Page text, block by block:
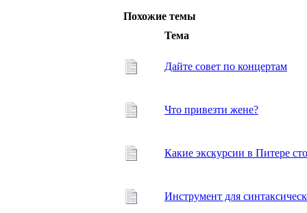
Похожие темы
Тема
Дайте совет по концертам
Что привезти жене?
Какие экскурсии в Питере
Инструмент для